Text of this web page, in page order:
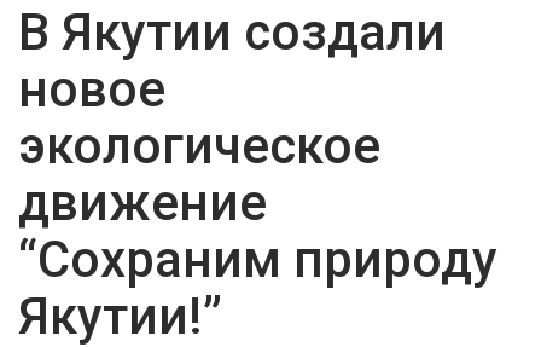
В Якутии создали
новое
экологическое
движение
“Сохраним природу
Якутии!”